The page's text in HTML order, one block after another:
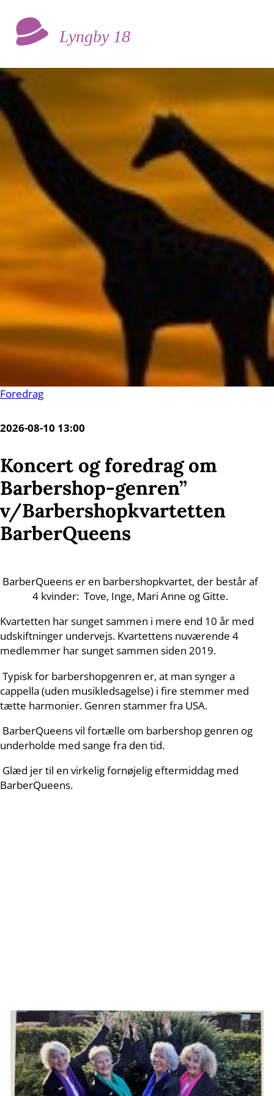
Lyngby 18
Foredrag
2026-08-10 13:00
Koncert og foredrag om
Barbershop-genren”
v/Barbershopkvartetten
BarberQueens
BarberQueens er en barbershopkvartet, der består af
4 kvinder: Tove, Inge, Mari Anne og Gitte.
Kvartetten har sunget sammen i mere end 10 år med
udskiftninger undervejs. Kvartettens nuværende 4
medlemmer har sunget sammen siden 2019.
Typisk for barbershopgenren er, at man synger a
cappella (uden musikledsagelse) i fire stemmer med
tætte harmonier. Genren stammer fra USA.
BarberQueens vil fortælle om barbershop genren og
underholde med sange fra den tid.
Glæd jer til en virkelig fornøjelig eftermiddag med
BarberQueens.